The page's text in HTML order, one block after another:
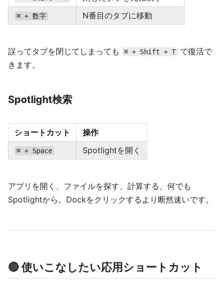
⌘ + 数字 N番目のタブに移動
誤ってタブを閉じてしまっても ⌘ + Shift + T
で復活で
きます。
Spotlight検索
ショートカット 操作
⌘ + Space Spotlightを開く
アプリを開く、ファイルを探す、計算する、何でも
Spotlightから。Dockをクリックするより断然速いです。
🔴 使いこなしたい応用ショートカット